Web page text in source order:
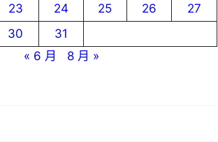
23 24 25 26
27
30
31
« 6 月
8 月 »